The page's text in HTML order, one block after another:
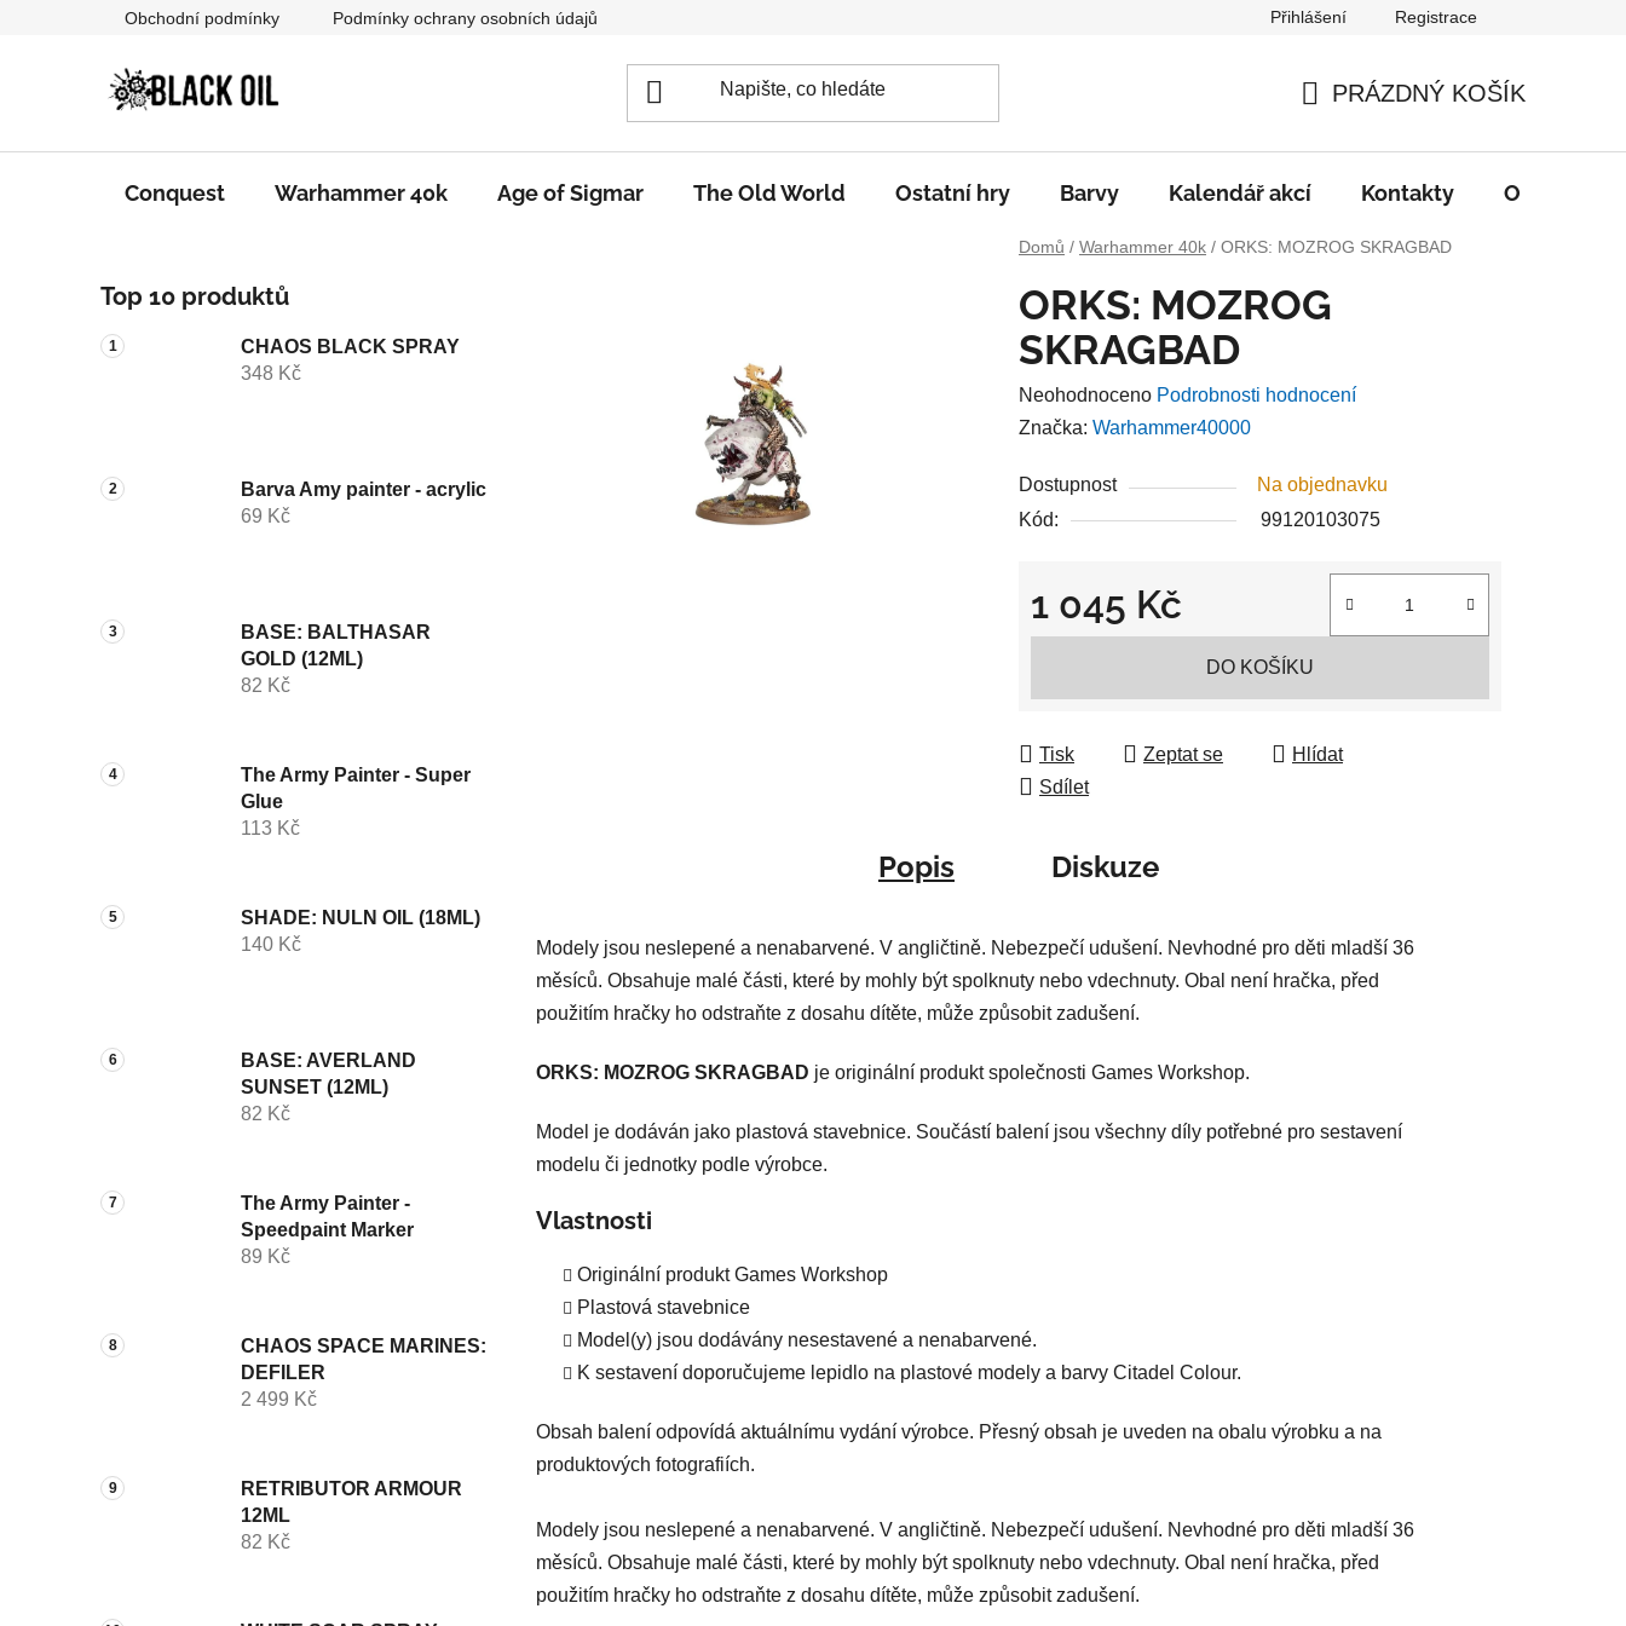
Obchodní podmínky Podmínky ochrany osobních údajů Přihlášení Registrace
KOŠÍK
PRÁZDNÝ KOŠÍK
Conquest Warhammer 40k Age of Sigmar The Old World Ostatní hry Barvy Kalendář akcí Kontakty O nás
Domů / Warhammer 40k / ORKS: MOZROG SKRAGBAD
o
s
t
n
n
e
Top 10 produktů
CHAOS BLACK SPRAY
348 Kč
Barva Amy painter - acrylic
69 Kč
BASE: BALTHASAR
GOLD (12ML)
82 Kč
The Army Painter - Super
Glue
113 Kč
SHADE: NULN OIL (18ML)
140 Kč
BASE: AVERLAND
SUNSET (12ML)
82 Kč
The Army Painter -
Speedpaint Marker
89 Kč
CHAOS SPACE MARINES:
DEFILER
2 499 Kč
RETRIBUTOR ARMOUR
12ML
82 Kč
ORKS: MOZROG
SKRAGBAD
Průměrné
hodnocení
je
0,0
hvězdiček.
Neohodnoceno Podrobnosti hodnocení
Značka: Warhammer40000
Dostupnost
Na objednavku
Kód:
99120103075
1 045 Kč
Měrná cena:
DO KOŠÍKU
Tisk Zeptat se
Hlídat
Sdílet
Popis Diskuze
Modely jsou neslepené a nenabarvené. V angličtině. Nebezpečí udušení. Nevhodné pro děti mladší 36
měsíců. Obsahuje malé části, které by mohly být spolknuty nebo vdechnuty. Obal není hračka, před
použitím hračky ho odstraňte z dosahu dítěte, může způsobit zadušení.
ORKS: MOZROG SKRAGBAD je originální produkt společnosti Games Workshop.
Model je dodáván jako plastová stavebnice. Součástí balení jsou všechny díly potřebné pro sestavení
modelu či jednotky podle výrobce.
Vlastnosti
Originální produkt Games Workshop
Plastová stavebnice
Model(y) jsou dodávány nesestavené a nenabarvené.
K sestavení doporučujeme lepidlo na plastové modely a barvy Citadel Colour.
Obsah balení odpovídá aktuálnímu vydání výrobce. Přesný obsah je uveden na obalu výrobku a na
produktových fotografiích.
Modely jsou neslepené a nenabarvené. V angličtině. Nebezpečí udušení. Nevhodné pro děti mladší 36
měsíců. Obsahuje malé části, které by mohly být spolknuty nebo vdechnuty. Obal není hračka, před
použitím hračky ho odstraňte z dosahu dítěte, může způsobit zadušení.